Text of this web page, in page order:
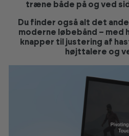
træne både på og ved
Du finder også alt det
moderne løbebånd – med
knapper til justering af
højttalere og